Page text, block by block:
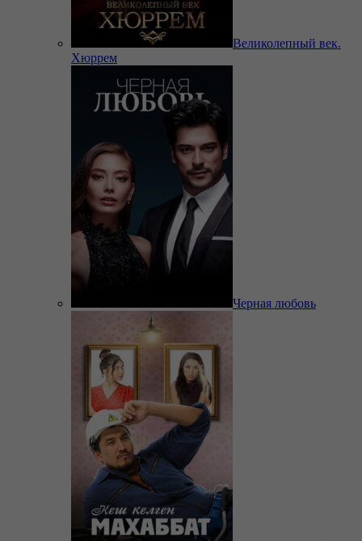
Великолепный век.
Хюррем
Черная любовь